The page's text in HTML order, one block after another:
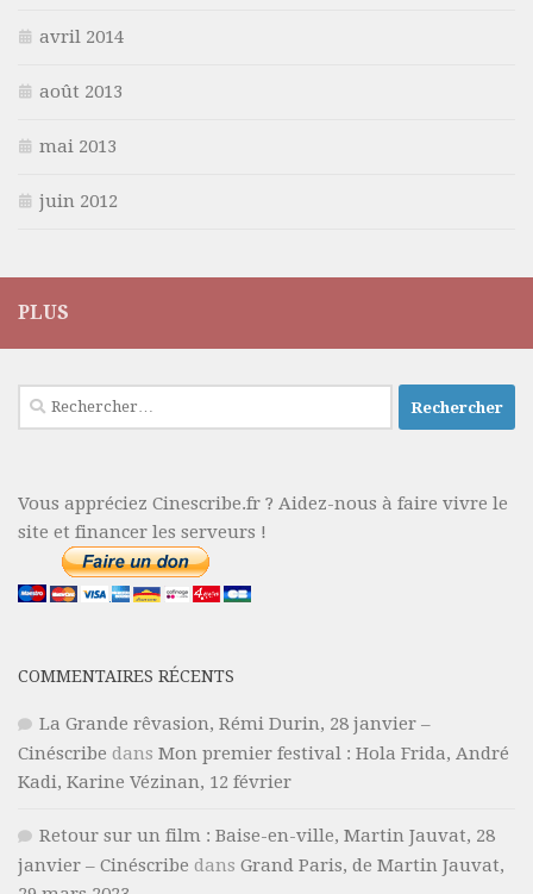
avril 2014
août 2013
mai 2013
juin 2012
PLUS
Rechercher :
Vous appréciez Cinescribe.fr ? Aidez-nous à faire vivre le
site et financer les serveurs !
COMMENTAIRES RÉCENTS
La Grande rêvasion, Rémi Durin, 28 janvier –
Cinéscribe dans Mon premier festival : Hola Frida, André
Kadi, Karine Vézinan, 12 février
Retour sur un film : Baise-en-ville, Martin Jauvat, 28
janvier – Cinéscribe dans Grand Paris, de Martin Jauvat,